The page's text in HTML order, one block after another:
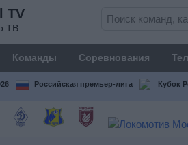
TV
ТВ
Команды Соревнования
Российская премьер-лига Кубок